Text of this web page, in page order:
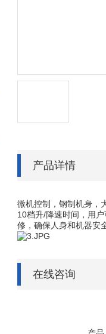
产品详情
微机控制，钢制机身，
10档升/降速时间，用
修，确保人身和机器安
在线咨询